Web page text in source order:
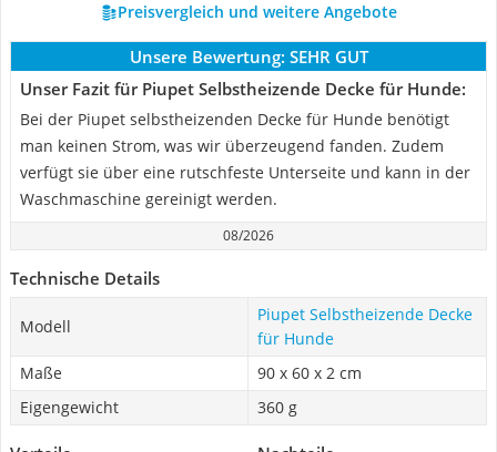
Preisvergleich und weitere Angebote
Unsere Bewertung: SEHR GUT
Unser Fazit für Piupet Selbstheizende Decke für Hunde:
Bei der Piupet selbstheizenden Decke für Hunde benötigt
man keinen Strom, was wir überzeugend fanden. Zudem
verfügt sie über eine rutschfeste Unterseite und kann in der
Waschmaschine gereinigt werden.
08/2026
Technische Details
Modell
Piupet Selbstheizende Decke
für Hunde
Maße
90 x 60 x 2 cm
Eigengewicht
360 g